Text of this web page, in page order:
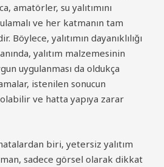
amatörler, su yalıtımını
ve her katmanın tam
Böylece, yalıtımın dayanıklılığı
yalıtım malzemesinin
uygulanması da oldukça
istenilen sonucun
ve hatta yapıya zarar
biri, yetersiz yalıtım
sadece görsel olarak dikkat